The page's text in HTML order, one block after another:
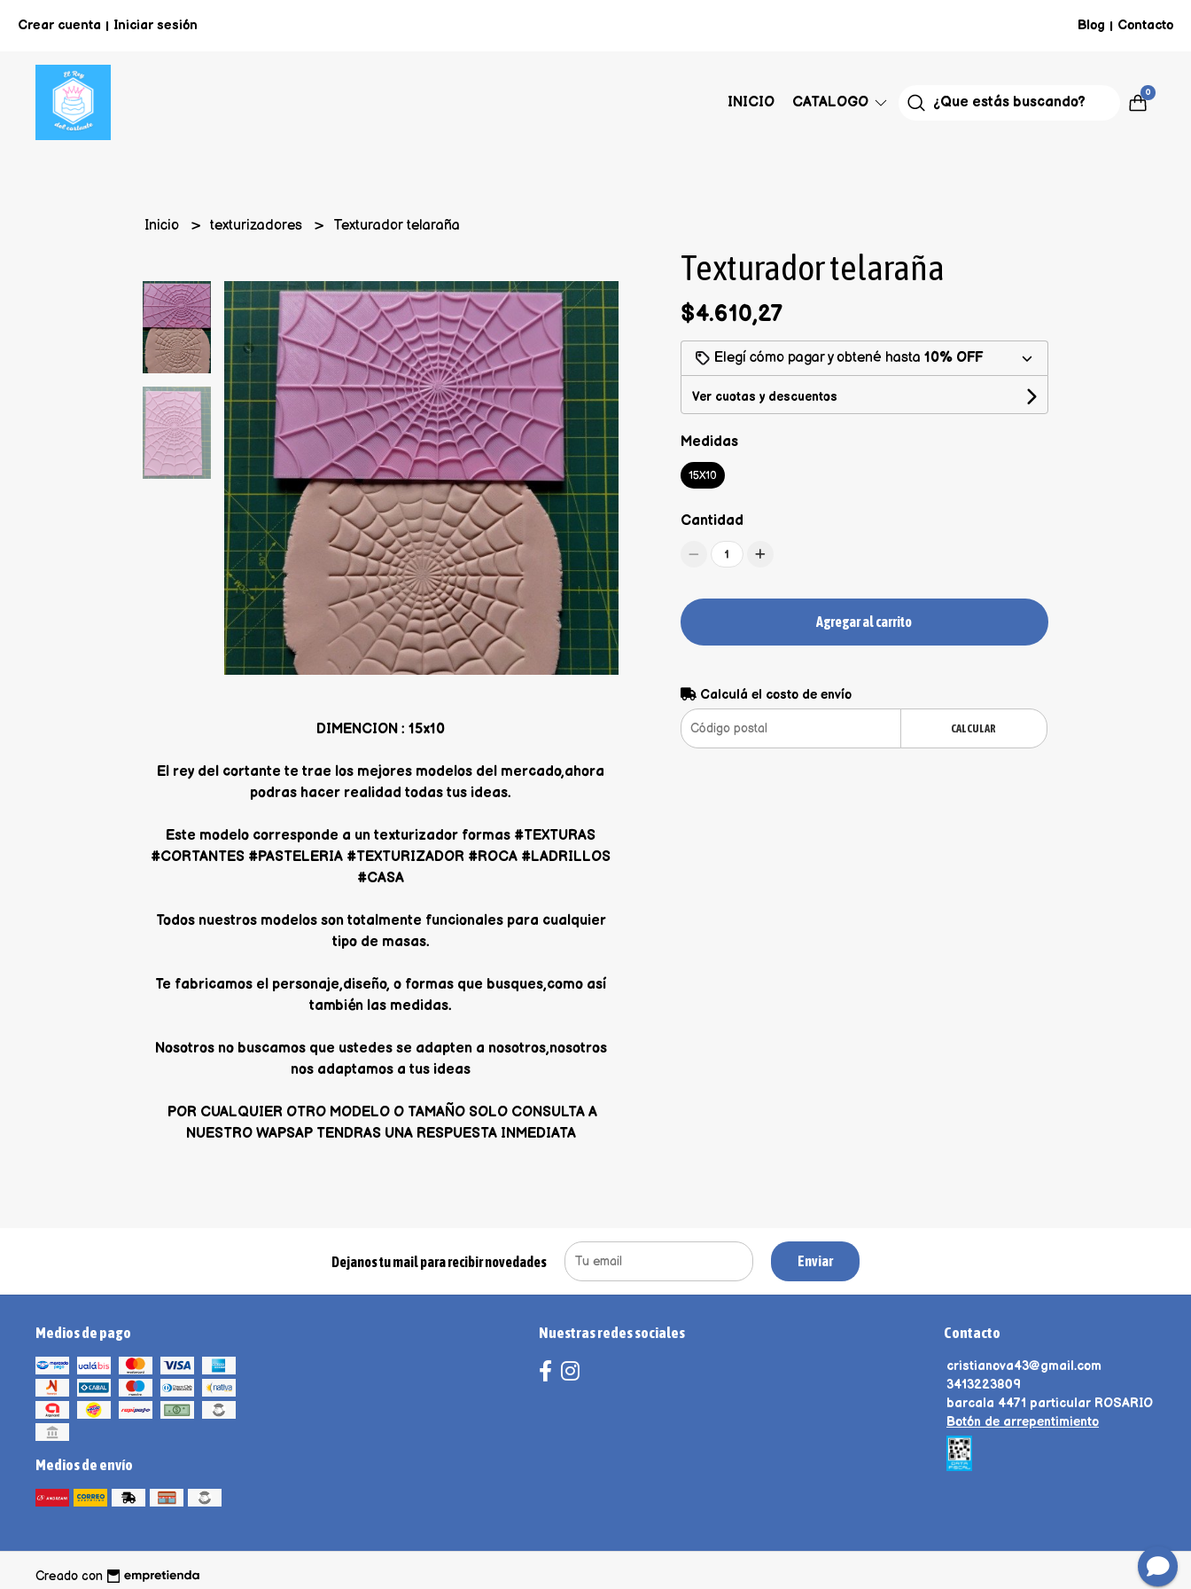
Crear cuenta | Iniciar sesión Blog | Contacto
INICIO CATALOGO
0
Inicio texturizadores Texturador telaraña
DIMENCION : 15x10
El rey del cortante te trae los mejores modelos del mercado,ahora
podras hacer realidad todas tus ideas.
Este modelo corresponde a un texturizador formas #TEXTURAS
#CORTANTES #PASTELERIA #TEXTURIZADOR #ROCA #LADRILLOS
#CASA
Todos nuestros modelos son totalmente funcionales para cualquier
tipo de masas.
Te fabricamos el personaje,diseño, o formas que busques,como así
también las medidas.
Nosotros no buscamos que ustedes se adapten a nosotros,nosotros
nos adaptamos a tus ideas
POR CUALQUIER OTRO MODELO O TAMAÑO SOLO CONSULTA A
NUESTRO WAPSAP TENDRAS UNA RESPUESTA INMEDIATA
Texturador telaraña
$4.610,27
Elegí cómo pagar y obtené hasta 10% OFF
Ver cuotas y descuentos
Medidas
15X10
Cantidad
1
Agregar al carrito
Calculá el costo de envío
CALCULAR
Dejanos tu mail para recibir novedades Enviar
Medios de pago
Medios de envío
Nuestras redes sociales Contacto
cristianova43@gmail.com
3413223809
barcala 4471 particular ROSARIO
Botón de arrepentimiento
Creado con